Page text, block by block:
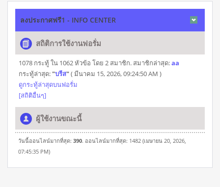
ลงประกาศฟรี1 - INFO CENTER
สถิติการใช้งานฟอรั่ม
1078 กระทู้ ใน 1062 หัวข้อ โดย 2 สมาชิก. สมาชิกล่าสุด:aa
กระทู้ล่าสุด: "บรีส"( มีนาคม 15, 2026, 09:24:50 AM )
ดูกระทู้ล่าสุดบนฟอรั่ม
[สถิติอื่นๆ]
ผู้ใช้งานขณะนี้
วันนี้ออนไลน์มากที่สุด: 390. ออนไลน์มากที่สุด: 1482 (เมษายน 20, 2026,
07:45:35 PM)